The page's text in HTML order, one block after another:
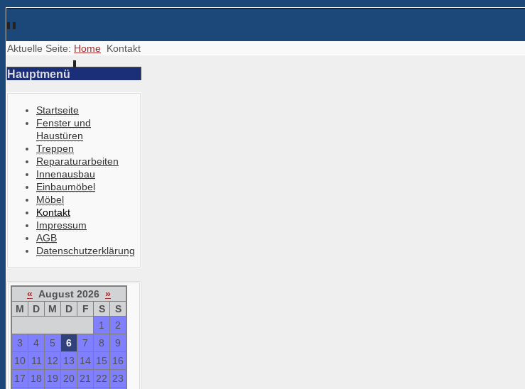
Aktuelle Seite: Home Kontakt
Hauptmenü
Startseite
Fenster und
Haustüren
Treppen
Reparaturarbeiten
Innenausbau
Einbaumöbel
Möbel
Kontakt
Impressum
AGB
Datenschutzerklärung
« August 2026 »
M
D M D F S
S
1
2
3
4 5 6 7 8
9
10 11 12 13 14 15 16
17 18 19 20 21 22 23